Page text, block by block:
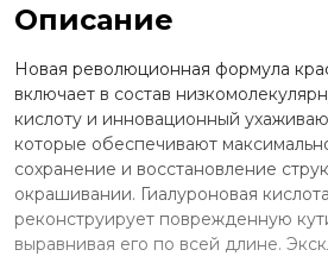
Описание
Новая революционная формула
включает в состав
кислоту и инновационный
которые обеспечивают
сохранение и восстановление
окрашивании. Гиалуроновая
реконструирует поврежденную
выравнивая его по всей длине.